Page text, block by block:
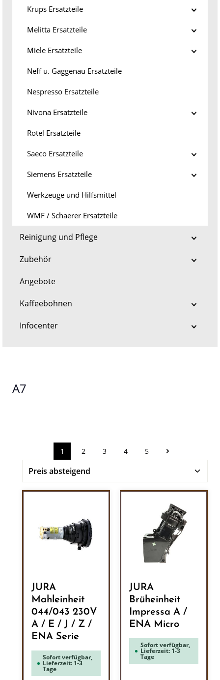
Krups Ersatzteile
Melitta Ersatzteile
Miele Ersatzteile
Neff u. Gaggenau Ersatzteile
Nespresso Ersatzteile
Nivona Ersatzteile
Rotel Ersatzteile
Saeco Ersatzteile
Siemens Ersatzteile
Werkzeuge und Hilfsmittel
WMF / Schaerer Ersatzteile
Reinigung und Pflege
Zubehör
Angebote
Kaffeebohnen
Infocenter
A7
Seite
1 Seite
2 Seite
3 Seite
4 Seite
5
JURA
Mahleinheit
044/043 230V
A / E / J / Z /
ENA Serie
Sofort verfügbar,
Lieferzeit: 1-3
Tage
JURA
Brüheinheit
Impressa A /
ENA Micro
Sofort verfügbar,
Lieferzeit: 1-3
Tage